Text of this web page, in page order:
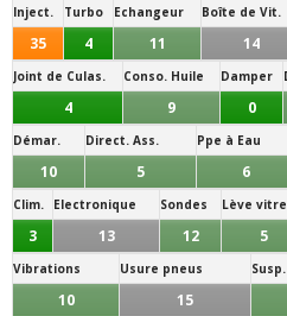
Inject. Turbo Echangeur Boîte de Vit.
35 4 11 14
Joint de Culas. Conso. Huile Damper
4 9 0
Démar. Direct. Ass. Ppe à Eau
10 5 6
Clim. Electronique Sondes Lève vitre
3 13 12 5
Vibrations Usure pneus
10 15